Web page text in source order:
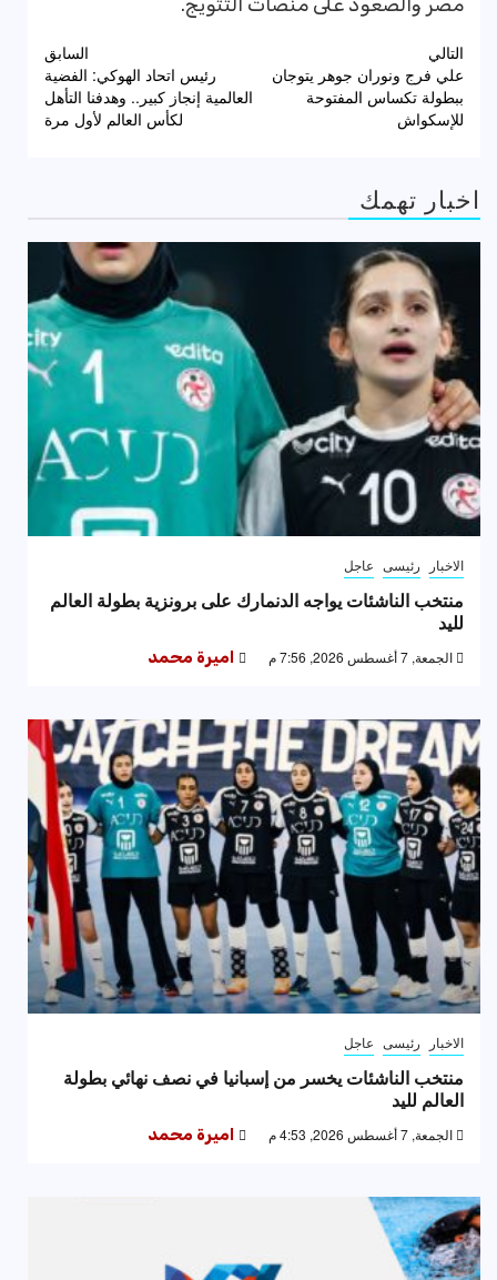
تصفّح
المقالات
السابق
رئيس اتحاد الهوكي: الفضية
العالمية إنجاز كبير.. وهدفنا التأهل
لكأس العالم لأول مرة
التالي
علي فرج ونوران جوهر يتوجان
ببطولة تكساس المفتوحة
للإسكواش
اخبار تهمك
الاخبار رئيسى عاجل
منتخب الناشئات يواجه الدنمارك على برونزية بطولة العالم
لليد
الجمعة, 7 أغسطس 2026, 7:56 م اميرة محمد
الاخبار رئيسى عاجل
منتخب الناشئات يخسر من إسبانيا في نصف نهائي بطولة
العالم لليد
الجمعة, 7 أغسطس 2026, 4:53 م اميرة محمد